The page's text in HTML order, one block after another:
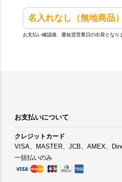
名入れなし（無地商品
お支払い確認後、最短翌営業日の出荷となり
お支払いについて
クレジットカード
VISA、MASTER、JCB、AMEX、
一括払いのみ